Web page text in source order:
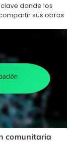
donde los
sus obras
comunitaria